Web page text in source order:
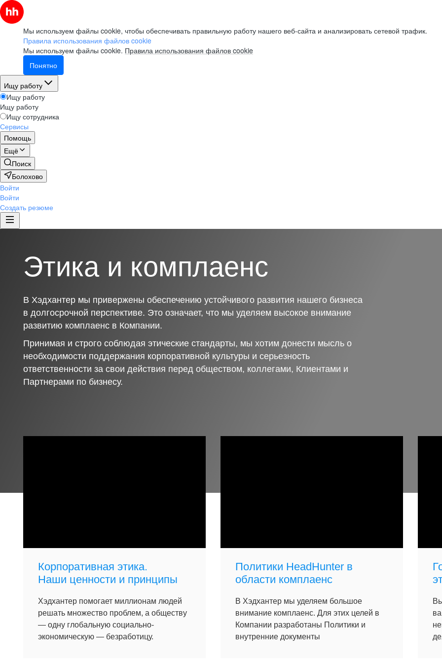
Мы используем файлы cookie, чтобы обеспечивать правильную работу нашего веб-сайта и анализировать сетевой трафик.
Правила использования файлов cookie
Мы используем файлы cookie. Правила использования файлов cookie
Понятно
Ищу работу
Ищу работу
Ищу работу
Ищу сотрудника
Сервисы
Помощь
Ещё
Поиск
Болохово
Войти
Войти
Создать резюме
Этика и комплаенс
В Хэдхантер мы привержены обеспечению устойчивого развития нашего бизнеса
в долгосрочной перспективе. Это означает, что мы уделяем высокое внимание
развитию комплаенс в Компании.
Принимая и строго соблюдая этические стандарты, мы хотим донести мысль о
необходимости поддержания корпоративной культуры и серьезность
ответственности за свои действия перед обществом, коллегами, Клиентами и
Партнерами по бизнесу.
Корпоративная этика.
Наши ценности и принципы
Хэдхантер помогает миллионам людей
решать множество проблем, а обществу
— одну глобальную социально-
экономическую — безработицу.
Политики HeadHunter в
области комплаенс
В Хэдхантер мы уделяем большое
внимание комплаенс. Для этих целей в
Компании разработаны Политики и
внутренние документы